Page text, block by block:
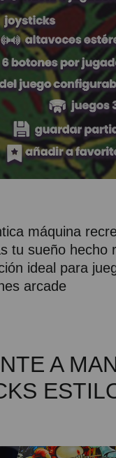
máquina
tu sueño hecho
ideal para
arcade
A